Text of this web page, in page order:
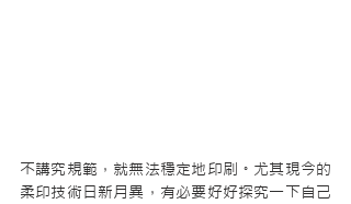
不講究規範，就無法穩定地印刷。尤其現今的
柔印技術日新月異，有必要好好探究一下自己